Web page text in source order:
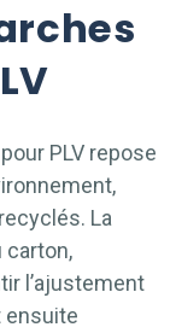
PLV repose
La
carton,
l’ajustement
ensuite